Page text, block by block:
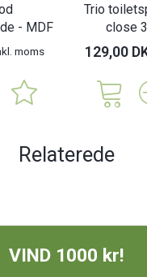
- MDF
moms
Trio
close
129,00
Relaterede
VIND 1000 kr!